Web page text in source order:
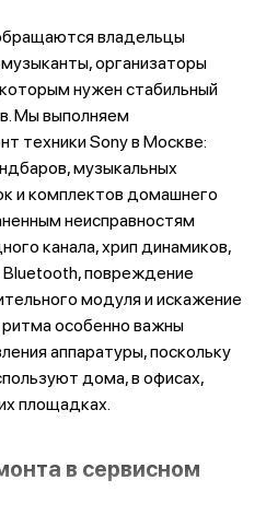
владельцы
организаторы
нужен стабильный
Мы выполняем
техники Sony в Москве:
музыкальных
и комплектов домашнего
неисправностям
канала, хрип динамиков,
Bluetooth, повреждение
модуля и искажение
ритма особенно важны
аппаратуры, поскольку
дома, в офисах,
площадках.
в сервисном